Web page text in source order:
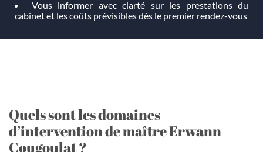
Vous informer avec clarté sur les prestations du
cabinet et les coûts prévisibles dès le premier rendez-vous
Quels sont les domaines
d’intervention de maître Erwann
Cougoulat ?